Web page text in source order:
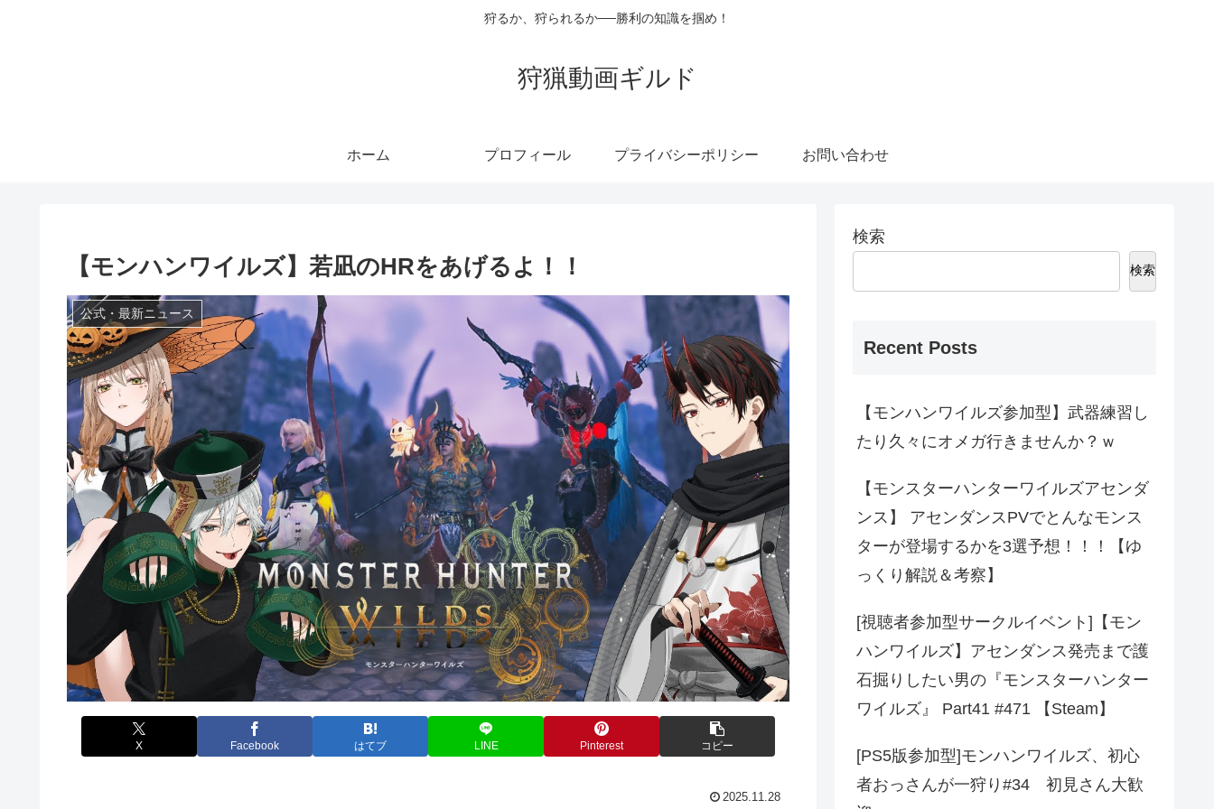
狩るか、狩られるか──勝利の知識を掴め！
狩猟動画ギルド
ホーム プロフィール プライバシーポリシー お問い合わせ
【モンハンワイルズ】若凪のHRをあげるよ！！
公式・最新ニュース
X Facebook はてブ LINE Pinterest コピー
2025.11.28
検索
検索
Recent Posts
【モンハンワイルズ参加型】武器練習し
たり久々にオメガ行きませんか？ｗ
【モンスターハンターワイルズアセンダ
ンス】 アセンダンスPVでとんなモンス
ターが登場するかを3選予想！！！【ゆ
っくり解説＆考察】
[視聴者参加型サークルイベント]【モン
ハンワイルズ】アセンダンス発売まで護
石掘りしたい男の『モンスターハンター
ワイルズ』 Part41 #471 【Steam】
[PS5版参加型]モンハンワイルズ、初心
者おっさんが一狩り#34 初見さん大歓